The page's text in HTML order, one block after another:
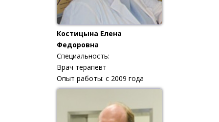
Костицына Елена
Федоровна
Специальность:
Врач терапевт
Опыт работы: с 2009 года